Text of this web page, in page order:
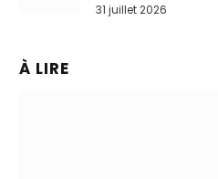
31 juillet 2026
À LIRE